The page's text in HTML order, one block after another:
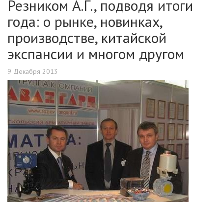
Резником А.Г., подводя итоги
года: о рынке, новинках,
производстве, китайской
экспансии и многом другом
9 Декабря 2013